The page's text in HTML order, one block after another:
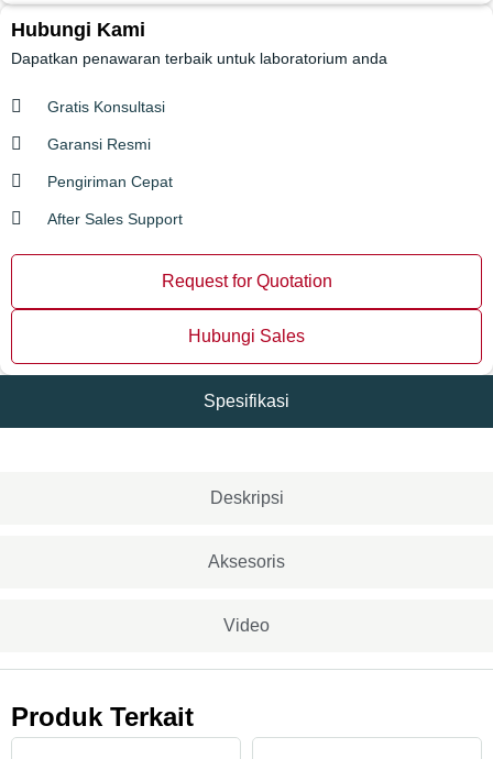
Hubungi Kami
Dapatkan penawaran terbaik untuk laboratorium anda
Gratis Konsultasi
Garansi Resmi
Pengiriman Cepat
After Sales Support
Request for Quotation
Hubungi Sales
Spesifikasi
Deskripsi
Aksesoris
Video
Produk Terkait